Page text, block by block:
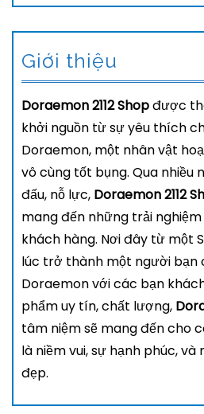
Giới thiệu
Doraemon 2112 Shopđược
khởi nguồn từ sự yêu thích
Doraemon, một nhân vật
vô cùng tốt bụng. Qua nhiều
đấu, nỗ lực, Doraemon 2112
mang đến những trải
khách hàng. Nơi đây từ một
lúc trở thành một người bạn
Doraemon với các bạn
phẩm uy tín, chất lượng,
tâm niệm sẽ mang đến cho
là niềm vui, sự hạnh phúc,
đẹp.